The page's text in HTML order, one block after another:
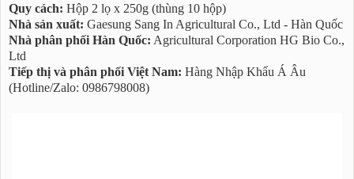
Quy cách: Hộp 2 lọ x 250g (thùng 10 hộp)
Nhà sản xuất: Gaesung Sang In Agricultural Co., Ltd - Hàn Quốc
Nhà phân phối Hàn Quốc: Agricultural Corporation HG Bio Co.,
Ltd
Tiếp thị và phân phối Việt Nam: Hàng Nhập Khẩu Á Âu
(Hotline/Zalo: 0986798008)